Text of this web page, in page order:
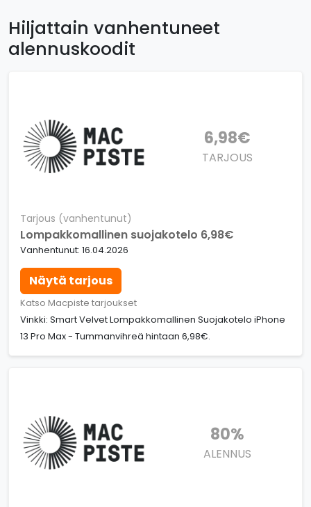
Hiljattain vanhentuneet
alennuskoodit
6,98€
TARJOUS
Tarjous (vanhentunut)
Lompakkomallinen suojakotelo 6,98€
Vanhentunut: 16.04.2026
Näytä tarjous
Katso Macpiste tarjoukset
Vinkki: Smart Velvet Lompakkomallinen Suojakotelo iPhone
13 Pro Max - Tummanvihreä hintaan 6,98€.
80%
ALENNUS